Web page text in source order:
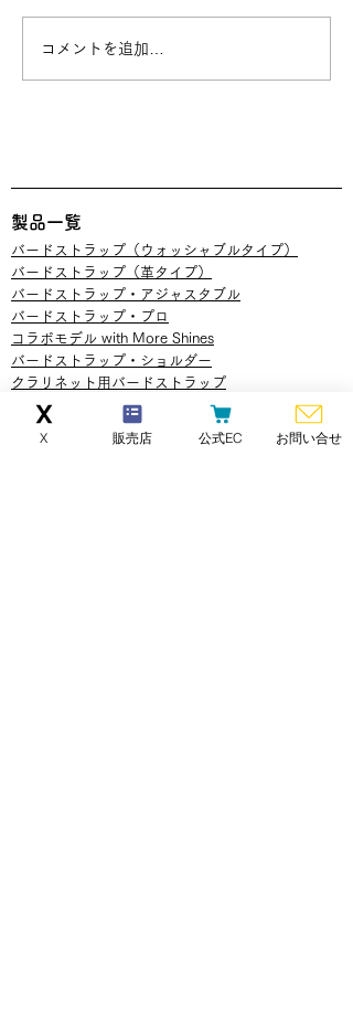
冬季休業のお知らせ
コメントを追加…
​製品一覧
バードストラップ（ウォッシャブルタイプ）
​バードストラップ（革タイプ）
バードストラップ・アジャスタブル
バードストラップ・プロ​
コラボモデル with More Shines
バードストラップ・ショルダー
​クラリネット用バードストラップ
​​ウインドシンセサイザー用バードストラップ
バードストラップアーティストモデル
ストラップ
X 販売店 公式EC お問い合せ